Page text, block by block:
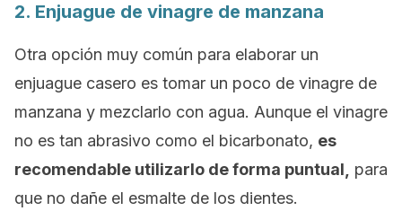
2. Enjuague de vinagre de manzana
Otra opción muy común para elaborar un
enjuague casero es tomar un poco de vinagre de
manzana y mezclarlo con agua. Aunque el vinagre
no es tan abrasivo como el bicarbonato, es
recomendable utilizarlo de forma puntual,
para
que no dañe el esmalte de los dientes.